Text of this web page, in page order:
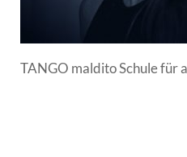
TANGO maldito Schule für